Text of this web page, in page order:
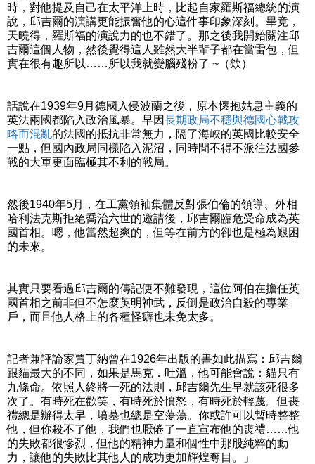
時，對他提及自己在太平洋上時，比起自家羅斯福總統的演
說，邱吉爾的演講更能振奮他的心這件事印象深刻。畢竟，
天曉得，羅斯福的演說力的也不錯了。那之後我開始關注邱
吉爾這個人物，然後覺得這人雖然大半輩子都在當雷包，但
實在很有趣所以……所以我就變腦殘粉了 ~（欸）
話說在1939年9月德國入侵波蘭之後，原本懷抱姑息主義的
英法兩國都陷入政治風暴。早因長期政局不穩與德國心戰攻
略而混亂的法國的抵抗非常無力，隔了海峽的英國比較安全
一點，但國內政局同樣陷入泥沼，同時間不得不派往法國參
戰的大軍更面臨極其不利的戰局。
然後1940年5月，在工黨領袖集體反對張伯倫的領導、外相
哈利法克斯拒絕喬治六世的邀請後，邱吉爾臨危受命成為英
國首相。嗯，他當然超爽的，但等在前方的卻也是極為艱困
的未來。
其實只要看過邱吉爾的傳記便不難發現，這位阿伯在擔任英
國首相之前非但不怎麼英明神武，反倒是政治自殺的專業
戶，而且他人格上的各種怪癖也未免太多。
記者兼評論家賈丁納曾在1926年出版的書如此描寫：邱吉爾
跟貓最大的不同，如果是馬克．吐溫，他可能會說：貓只有
九條命。依照人終將一死的法則，邱吉爾先生早就該死很多
次了。有時死在歡笑，有時死於憤怒，有時死於輕蔑。但喪
禮總是辦得太早，墳墓也總是空蕩蕩。你或許可以暫時整整
他，但你殺不了他，我們也厭倦了一直宣布他的喪禮……他
的失敗都很慘烈，但他的精神力量和個性中那股純粹的動
力，讓他的失敗比其他人的成功更加輝煌奪目。」